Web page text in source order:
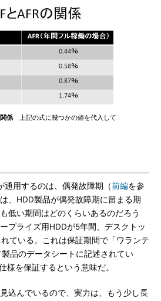
係 上記の式に幾つかの値を代入して
用するのは、偶発故障期（前編を参
、HDD製品が偶発故障期に留まる期
低い期間はどのくらいあるのだろう
プライズ用HDDが5年間、デスクトッ
ている。これは保証期間で「ワランテ
品のデータシートに記述されてい
様を保証するという意味だ。
込んでいるので、実力は、もう少し長